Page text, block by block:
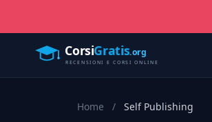
Home / Self Publishing